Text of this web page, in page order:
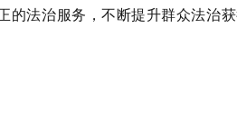
的法治服务，不断提升群众法治